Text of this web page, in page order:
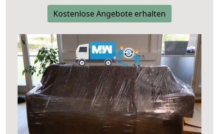
Kostenlose Angebote erhalten